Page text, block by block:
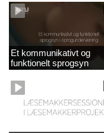
Et kommunikativt og
funktionelt sprogsyn